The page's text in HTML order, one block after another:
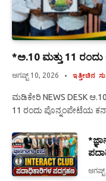
*ಅ.10 ಮತ್ತು 11
ಆಗಷ್ಟ್ 10, 2026 ಇತ್ತೀಚಿನ
ಮಡಿಕೇರಿ NEWS DESK
11 ರಂದು ಪೊನ್ನಂಪೇಟೆಯ
ಆಗಷ್ಟ್